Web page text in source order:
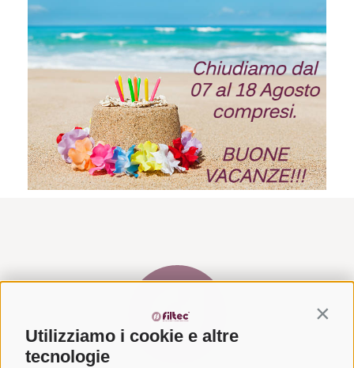
Utilizziamo i cookie e altre
tecnologie